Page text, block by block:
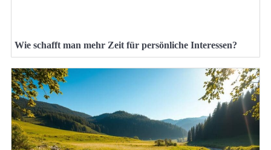
Wie schafft man mehr Zeit für persönliche Interessen?